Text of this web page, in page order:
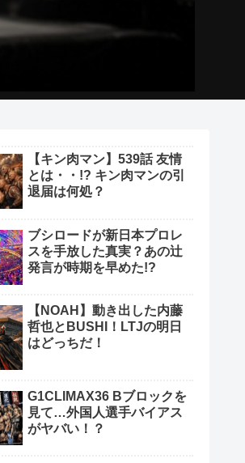
【キン肉マン】539話 友情
とは・・!? キン肉マンの引
退届は何処？
ブシロードが新日本プロレ
スを手放した真実？あの辻
発言が時期を早めた!?
【NOAH】動き出した内藤
哲也とBUSHI！LTJの明日
はどっちだ！
G1CLIMAX36 Bブロックを
見て…外国人選手バイアス
がヤバい！？